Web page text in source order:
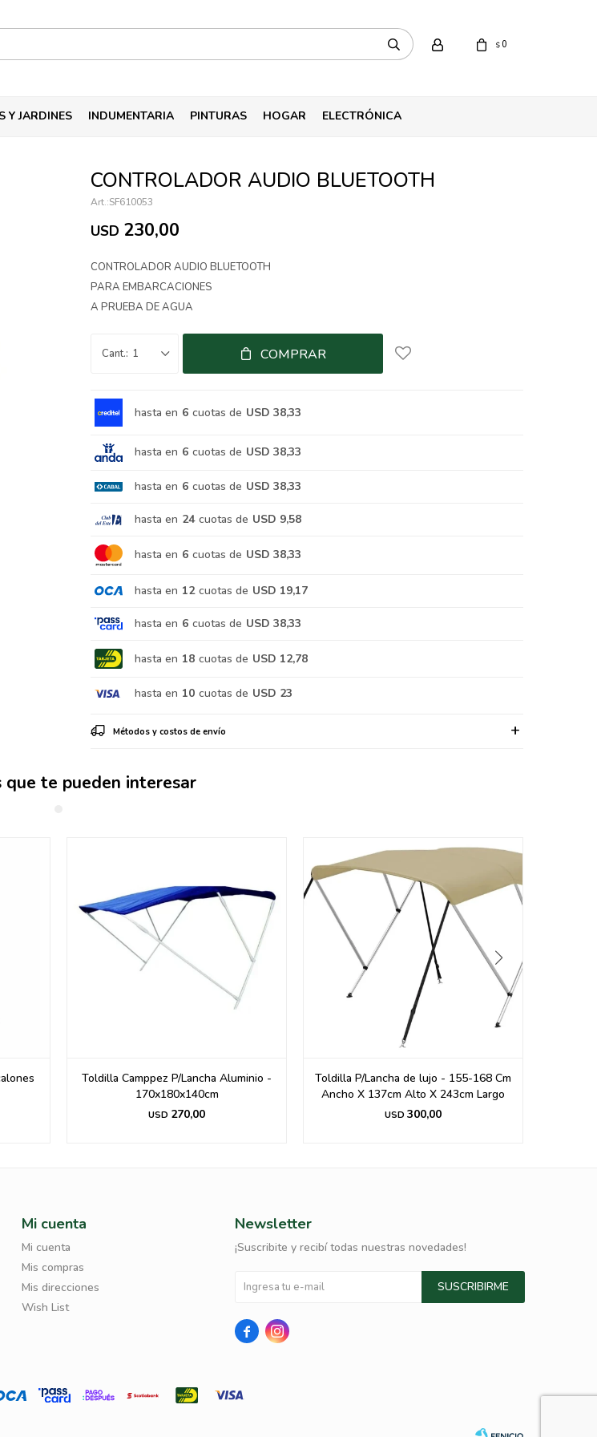
Y JARDINES INDUMENTARIA PINTURAS HOGAR ELECTRÓNICA
$ 0
CONTROLADOR AUDIO BLUETOOTH
SF610053
USD 230,00
CONTROLADOR AUDIO BLUETOOTH
PARA EMBARCACIONES
A PRUEBA DE AGUA
1 COMPRAR
hasta en 6 cuotas de USD 38,33
hasta en 6 cuotas de USD 38,33
hasta en 6 cuotas de USD 38,33
hasta en 24 cuotas de USD 9,58
hasta en 6 cuotas de USD 38,33
hasta en 12 cuotas de USD 19,17
hasta en 6 cuotas de USD 38,33
hasta en 18 cuotas de USD 12,78
hasta en 10 cuotas de USD 23
Métodos y costos de envío
que te pueden interesar
Toldilla Camppez P/Lancha Aluminio -
170x180x140cm
USD 270,00
Toldilla P/Lancha de lujo - 155-168 Cm
Ancho X 137cm Alto X 243cm Largo
USD 300,00
Mi cuenta
Mi cuenta
Mis compras
Mis direcciones
Wish List
Newsletter
¡Suscribite y recibí todas nuestras novedades!
SUSCRIBIRME
 